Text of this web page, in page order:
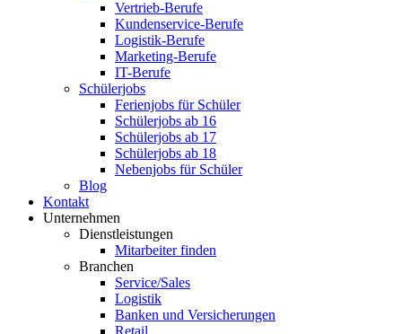
Vertrieb-Berufe
Kundenservice-Berufe
Logistik-Berufe
Marketing-Berufe
IT-Berufe
Schülerjobs
Ferienjobs für Schüler
Schülerjobs ab 16
Schülerjobs ab 17
Schülerjobs ab 18
Nebenjobs für Schüler
Blog
Kontakt
Unternehmen
Dienstleistungen
Mitarbeiter finden
Branchen
Service/Sales
Logistik
Banken und Versicherungen
Retail